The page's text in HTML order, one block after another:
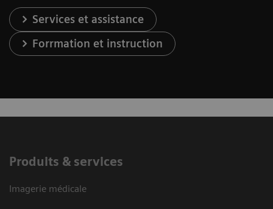
Services et assistance
Forrmation et instruction
Produits & services
Imagerie médicale